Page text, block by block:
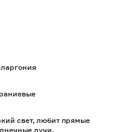
воздуха,
свет, любит прямые
лучи.